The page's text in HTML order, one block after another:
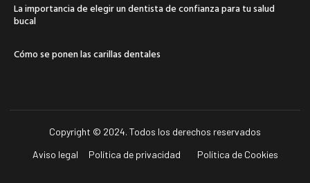
La importancia de elegir un dentista de confianza para tu salud
bucal
Cómo se ponen las carillas dentales
Copyright © 2024. Todos los derechos reservados
Aviso legal
Política de privacidad Política de Cookies